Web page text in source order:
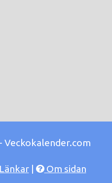
Veckokalender.com
| Om sidan